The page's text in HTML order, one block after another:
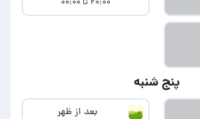
۲۰:۰۰ تا ۰۰:۰۰
پنج شنبه
بعد از ظهر